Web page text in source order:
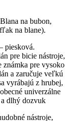
na bubon,
na blane).
piesková.
pre bicie nástroje,
známka pre vysoko
a zaručuje veľkú
vyrábajú z hrubej,
univerzálne
dlhý dozvuk
nástroje,